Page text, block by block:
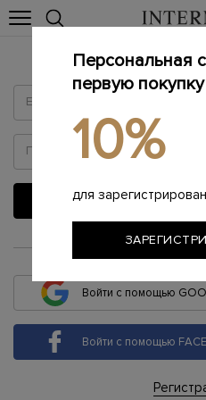
Войти
или
Войти с помощью
Войти с помощью
Персональная
первую покупку
10%
для